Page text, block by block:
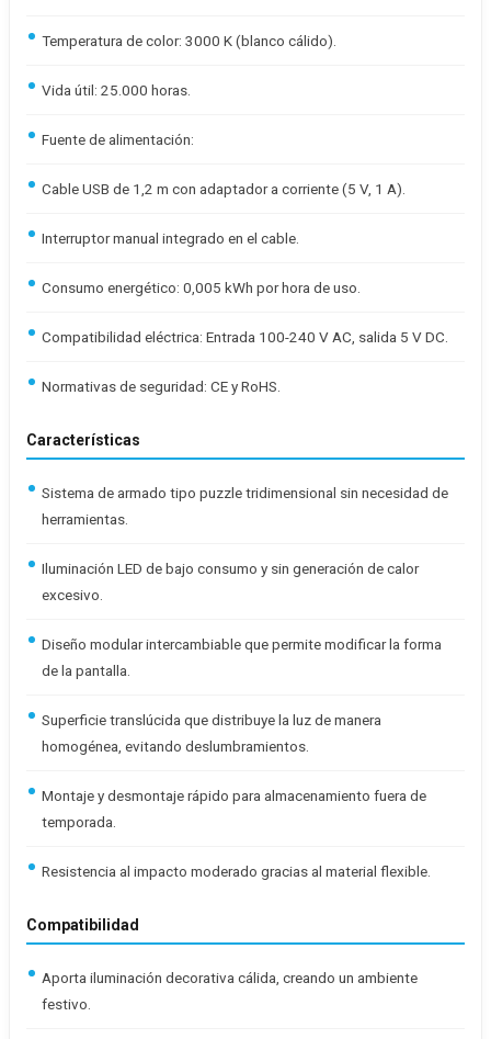
Temperatura de color: 3000 K (blanco cálido).
Vida útil: 25.000 horas.
Fuente de alimentación:
Cable USB de 1,2 m con adaptador a corriente (5 V, 1 A).
Interruptor manual integrado en el cable.
Consumo energético: 0,005 kWh por hora de uso.
Compatibilidad eléctrica: Entrada 100-240 V AC, salida 5 V DC.
Normativas de seguridad: CE y RoHS.
Características
Sistema de armado tipo puzzle tridimensional sin necesidad de
herramientas.
Iluminación LED de bajo consumo y sin generación de calor
excesivo.
Diseño modular intercambiable que permite modificar la forma
de la pantalla.
Superficie translúcida que distribuye la luz de manera
homogénea, evitando deslumbramientos.
Montaje y desmontaje rápido para almacenamiento fuera de
temporada.
Resistencia al impacto moderado gracias al material flexible.
Compatibilidad
Aporta iluminación decorativa cálida, creando un ambiente
festivo.